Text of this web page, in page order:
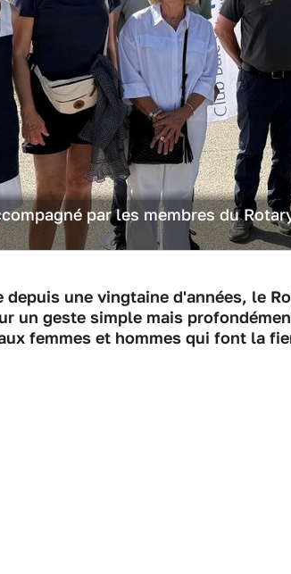
par les membres du
depuis une vingtaine d'années, le
un geste simple mais
femmes et hommes qui font la